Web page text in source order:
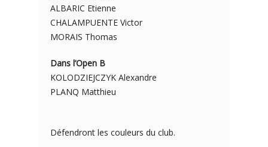
ALBARIC Etienne
CHALAMPUENTE Victor
MORAIS Thomas
Dans l’Open B
KOLODZIEJCZYK Alexandre
PLANQ Matthieu
Défendront les couleurs du club.